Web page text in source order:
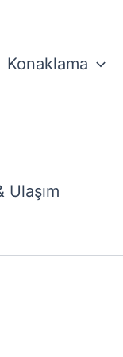
Konaklama
Ulaşım